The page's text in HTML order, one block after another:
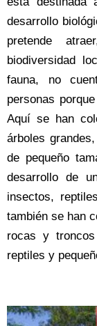
desarrollo
pretende
biodiversidad
fauna, no
personas
Aquí se han
árboles
de pequeño
desarrollo de
insectos,
también se han
rocas y
reptiles y